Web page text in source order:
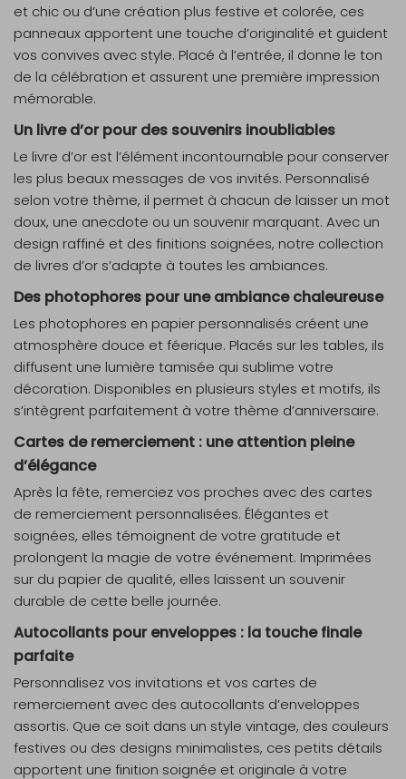
et chic ou d’une création plus festive et colorée, ces
panneaux apportent une touche d’originalité et guident
vos convives avec style. Placé à l’entrée, il donne le ton
de la célébration et assurent une première impression
mémorable.
Un livre d’or pour des souvenirs inoubliables
Le livre d’or est l’élément incontournable pour conserver
les plus beaux messages de vos invités. Personnalisé
selon votre thème, il permet à chacun de laisser un mot
doux, une anecdote ou un souvenir marquant. Avec un
design raffiné et des finitions soignées, notre collection
de livres d’or s’adapte à toutes les ambiances.
Des photophores pour une ambiance chaleureuse
Les photophores en papier personnalisés créent une
atmosphère douce et féerique. Placés sur les tables, ils
diffusent une lumière tamisée qui sublime votre
décoration. Disponibles en plusieurs styles et motifs, ils
s’intègrent parfaitement à votre thème d’anniversaire.
Cartes de remerciement : une attention pleine
d’élégance
Après la fête, remerciez vos proches avec des cartes
de remerciement personnalisées. Élégantes et
soignées, elles témoignent de votre gratitude et
prolongent la magie de votre événement. Imprimées
sur du papier de qualité, elles laissent un souvenir
durable de cette belle journée.
Autocollants pour enveloppes : la touche finale
parfaite
Personnalisez vos invitations et vos cartes de
remerciement avec des autocollants d’enveloppes
assortis. Que ce soit dans un style vintage, des couleurs
festives ou des designs minimalistes, ces petits détails
apportent une finition soignée et originale à votre